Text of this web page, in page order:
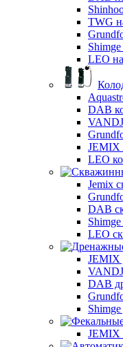
TWG
LEO
DAB
JEMIX
LEO
Jemix
DAB
LEO
JEMIX
DAB
JEMIX